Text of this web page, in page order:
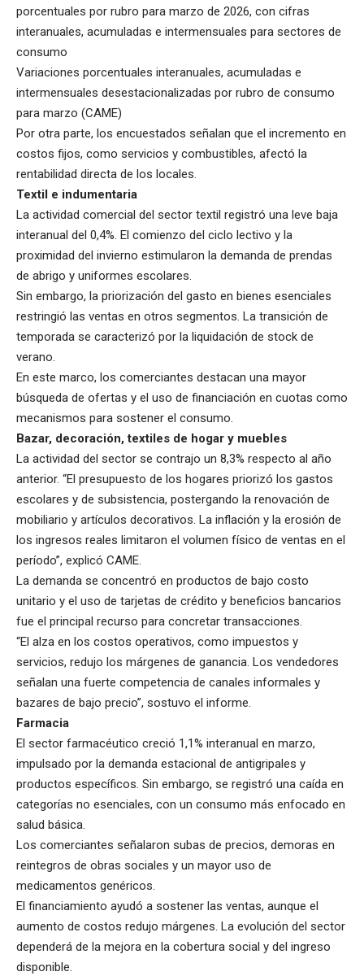
porcentuales por rubro para marzo de 2026, con cifras
interanuales, acumuladas e intermensuales para sectores de
consumo
Variaciones porcentuales interanuales, acumuladas e
intermensuales desestacionalizadas por rubro de consumo
para marzo (CAME)
Por otra parte, los encuestados señalan que el incremento en
costos fijos, como servicios y combustibles, afectó la
rentabilidad directa de los locales.
Textil e indumentaria
La actividad comercial del sector textil registró una leve baja
interanual del 0,4%. El comienzo del ciclo lectivo y la
proximidad del invierno estimularon la demanda de prendas
de abrigo y uniformes escolares.
Sin embargo, la priorización del gasto en bienes esenciales
restringió las ventas en otros segmentos. La transición de
temporada se caracterizó por la liquidación de stock de
verano.
En este marco, los comerciantes destacan una mayor
búsqueda de ofertas y el uso de financiación en cuotas como
mecanismos para sostener el consumo.
Bazar, decoración, textiles de hogar y muebles
La actividad del sector se contrajo un 8,3% respecto al año
anterior. “El presupuesto de los hogares priorizó los gastos
escolares y de subsistencia, postergando la renovación de
mobiliario y artículos decorativos. La inflación y la erosión de
los ingresos reales limitaron el volumen físico de ventas en el
período”, explicó CAME.
La demanda se concentró en productos de bajo costo
unitario y el uso de tarjetas de crédito y beneficios bancarios
fue el principal recurso para concretar transacciones.
“El alza en los costos operativos, como impuestos y
servicios, redujo los márgenes de ganancia. Los vendedores
señalan una fuerte competencia de canales informales y
bazares de bajo precio”, sostuvo el informe.
Farmacia
El sector farmacéutico creció 1,1% interanual en marzo,
impulsado por la demanda estacional de antigripales y
productos específicos. Sin embargo, se registró una caída en
categorías no esenciales, con un consumo más enfocado en
salud básica.
Los comerciantes señalaron subas de precios, demoras en
reintegros de obras sociales y un mayor uso de
medicamentos genéricos.
El financiamiento ayudó a sostener las ventas, aunque el
aumento de costos redujo márgenes. La evolución del sector
dependerá de la mejora en la cobertura social y del ingreso
disponible.